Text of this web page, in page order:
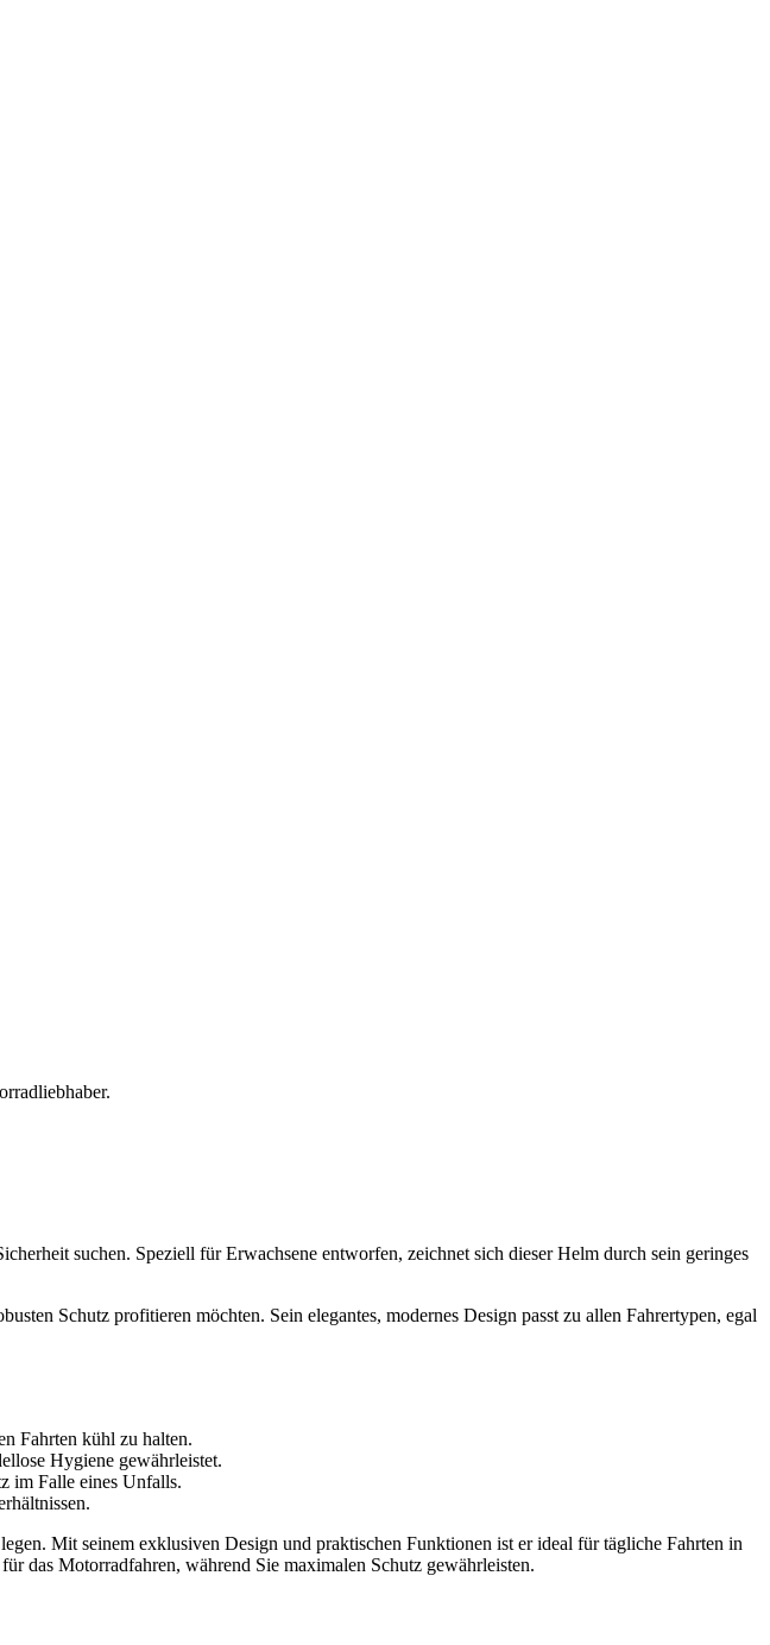
suchen. Speziell für Erwachsene entworfen, zeichnet sich dieser Helm durch sein geringes
Schutz profitieren möchten. Sein elegantes, modernes Design passt zu allen Fahrertypen, egal
Fahrten kühl zu halten.
Hygiene gewährleistet.
im Falle eines Unfalls.
Mit seinem exklusiven Design und praktischen Funktionen ist er ideal für tägliche Fahrten in
das Motorradfahren, während Sie maximalen Schutz gewährleisten.